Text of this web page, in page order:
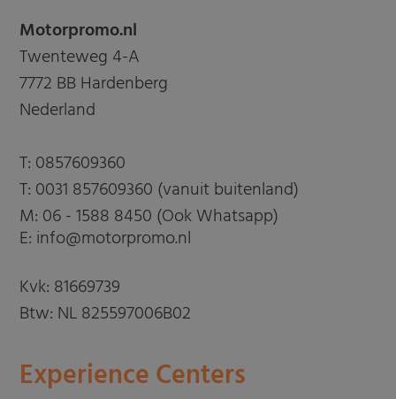
Motorpromo.nl
Twenteweg 4-A
7772 BB Hardenberg
Nederland
T: 0857609360
T: 0031 857609360 (vanuit buitenland)
M: 06 - 1588 8450 (Ook Whatsapp)
E: info@motorpromo.nl
Kvk: 81669739
Btw: NL 825597006B02
Experience Centers